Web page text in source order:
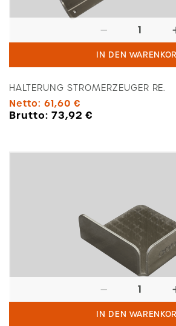
Stromerzeuger
IN DEN
HALTERUNG STROMERZEUGER RE.
Netto: 61,60 €
Brutto: 73,92€
Ecke
IN DEN